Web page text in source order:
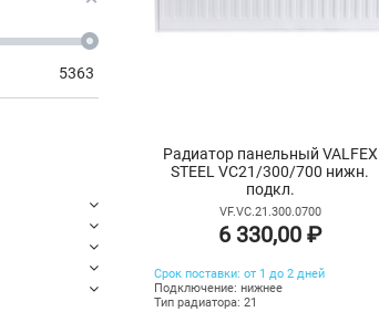
Радиатор панельный VALFEX
STEEL VC21/300/700 нижн.
подкл.
VF.VC.21.300.0700
6 330,00 ₽
Срок поставки: от 1 до 2 дней
Подключение: нижнее
Тип радиатора: 21
5363